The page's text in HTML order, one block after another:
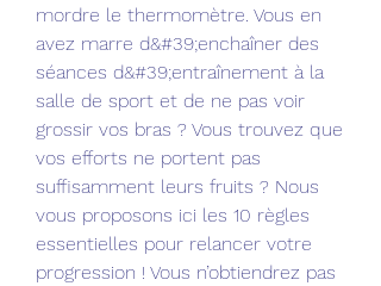
mordre le thermomètre. Vous en
avez marre d&#39;enchaîner des
séances d&#39;entraînement à la
salle de sport et de ne pas voir
grossir vos bras ? Vous trouvez que
vos efforts ne portent pas
suffisamment leurs fruits ? Nous
vous proposons ici les 10 règles
essentielles pour relancer votre
progression ! Vous n’obtiendrez pas